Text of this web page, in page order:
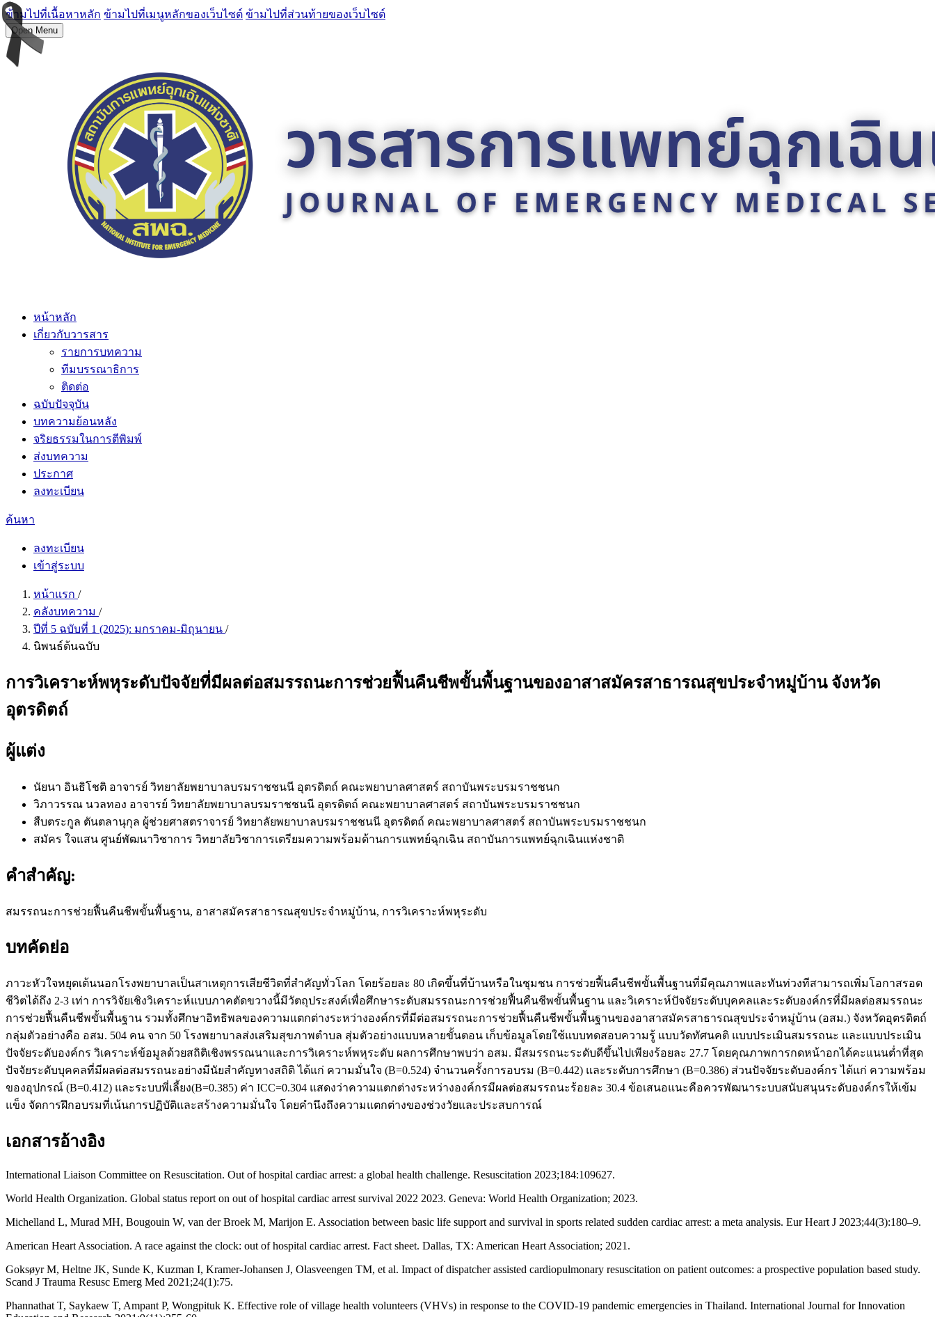
ข้ามไปที่เนื้อหาหลัก ข้ามไปที่เมนูหลักของเว็บไซต์ ข้ามไปที่ส่วนท้ายของเว็บไซต์
Open Menu
หน้าหลัก
เกี่ยวกับวารสาร
รายการบทความ
ทีมบรรณาธิการ
ติดต่อ
ฉบับปัจจุบัน
บทความย้อนหลัง
จริยธรรมในการตีพิมพ์
ส่งบทความ
ประกาศ
ลงทะเบียน
ค้นหา
ลงทะเบียน
เข้าสู่ระบบ
หน้าแรก /
คลังบทความ /
ปีที่ 5 ฉบับที่ 1 (2025): มกราคม-มิถุนายน /
นิพนธ์ต้นฉบับ
การวิเคราะห์พหุระดับปัจจัยที่มีผลต่อสมรรถนะการช่วยฟื้นคืนชีพขั้นพื้นฐานของอาสาสมัครสาธารณสุขประจำหมู่บ้าน จังหวัด
อุตรดิตถ์
ผู้แต่ง
นัยนา อินธิโชติ อาจารย์ วิทยาลัยพยาบาลบรมราชชนนี อุตรดิตถ์ คณะพยาบาลศาสตร์ สถาบันพระบรมราชชนก
วิภาวรรณ นวลทอง อาจารย์ วิทยาลัยพยาบาลบรมราชชนนี อุตรดิตถ์ คณะพยาบาลศาสตร์ สถาบันพระบรมราชชนก
สืบตระกูล ตันตลานุกุล ผู้ช่วยศาสตราจารย์ วิทยาลัยพยาบาลบรมราชชนนี อุตรดิตถ์ คณะพยาบาลศาสตร์ สถาบันพระบรมราชชนก
สมัคร ใจแสน ศูนย์พัฒนาวิชาการ วิทยาลัยวิชาการเตรียมความพร้อมด้านการแพทย์ฉุกเฉิน สถาบันการแพทย์ฉุกเฉินแห่งชาติ
คำสำคัญ:
สมรรถนะการช่วยฟื้นคืนชีพขั้นพื้นฐาน, อาสาสมัครสาธารณสุขประจำหมู่บ้าน, การวิเคราะห์พหุระดับ
บทคัดย่อ
ภาวะหัวใจหยุดเต้นนอกโรงพยาบาลเป็นสาเหตุการเสียชีวิตที่สำคัญทั่วโลก โดยร้อยละ 80 เกิดขึ้นที่บ้านหรือในชุมชน การช่วยฟื้นคืนชีพขั้นพื้นฐานที่มีคุณภาพและทันท่วงทีสามารถเพิ่มโอกาสรอด
ชีวิตได้ถึง 2-3 เท่า การวิจัยเชิงวิเคราะห์แบบภาคตัดขวางนี้มีวัตถุประสงค์เพื่อศึกษาระดับสมรรถนะการช่วยฟื้นคืนชีพขั้นพื้นฐาน และวิเคราะห์ปัจจัยระดับบุคคลและระดับองค์กรที่มีผลต่อสมรรถนะ
การช่วยฟื้นคืนชีพขั้นพื้นฐาน รวมทั้งศึกษาอิทธิพลของความแตกต่างระหว่างองค์กรที่มีต่อสมรรถนะการช่วยฟื้นคืนชีพขั้นพื้นฐานของอาสาสมัครสาธารณสุขประจำหมู่บ้าน (อสม.) จังหวัดอุตรดิตถ์
กลุ่มตัวอย่างคือ อสม. 504 คน จาก 50 โรงพยาบาลส่งเสริมสุขภาพตำบล สุ่มตัวอย่างแบบหลายขั้นตอน เก็บข้อมูลโดยใช้แบบทดสอบความรู้ แบบวัดทัศนคติ แบบประเมินสมรรถนะ และแบบประเมิน
ปัจจัยระดับองค์กร วิเคราะห์ข้อมูลด้วยสถิติเชิงพรรณนาและการวิเคราะห์พหุระดับ ผลการศึกษาพบว่า อสม. มีสมรรถนะระดับดีขึ้นไปเพียงร้อยละ 27.7 โดยคุณภาพการกดหน้าอกได้คะแนนต่ำที่สุด
ปัจจัยระดับบุคคลที่มีผลต่อสมรรถนะอย่างมีนัยสำคัญทางสถิติ ได้แก่ ความมั่นใจ (B=0.524) จำนวนครั้งการอบรม (B=0.442) และระดับการศึกษา (B=0.386) ส่วนปัจจัยระดับองค์กร ได้แก่ ความพร้อม
ของอุปกรณ์ (B=0.412) และระบบพี่เลี้ยง(B=0.385) ค่า ICC=0.304 แสดงว่าความแตกต่างระหว่างองค์กรมีผลต่อสมรรถนะร้อยละ 30.4 ข้อเสนอแนะคือควรพัฒนาระบบสนับสนุนระดับองค์กรให้เข้ม
แข็ง จัดการฝึกอบรมที่เน้นการปฏิบัติและสร้างความมั่นใจ โดยคำนึงถึงความแตกต่างของช่วงวัยและประสบการณ์
เอกสารอ้างอิง
International Liaison Committee on Resuscitation. Out of hospital cardiac arrest: a global health challenge. Resuscitation 2023;184:109627.
World Health Organization. Global status report on out of hospital cardiac arrest survival 2022 2023. Geneva: World Health Organization; 2023.
Michelland L, Murad MH, Bougouin W, van der Broek M, Marijon E. Association between basic life support and survival in sports related sudden cardiac arrest: a meta analysis. Eur Heart J 2023;44(3):180–9.
American Heart Association. A race against the clock: out of hospital cardiac arrest. Fact sheet. Dallas, TX: American Heart Association; 2021.
Goksøyr M, Heltne JK, Sunde K, Kuzman I, Kramer-Johansen J, Olasveengen TM, et al. Impact of dispatcher assisted cardiopulmonary resuscitation on patient outcomes: a prospective population based study.
Scand J Trauma Resusc Emerg Med 2021;24(1):75.
Phannathat T, Saykaew T, Ampant P, Wongpituk K. Effective role of village health volunteers (VHVs) in response to the COVID-19 pandemic emergencies in Thailand. International Journal for Innovation